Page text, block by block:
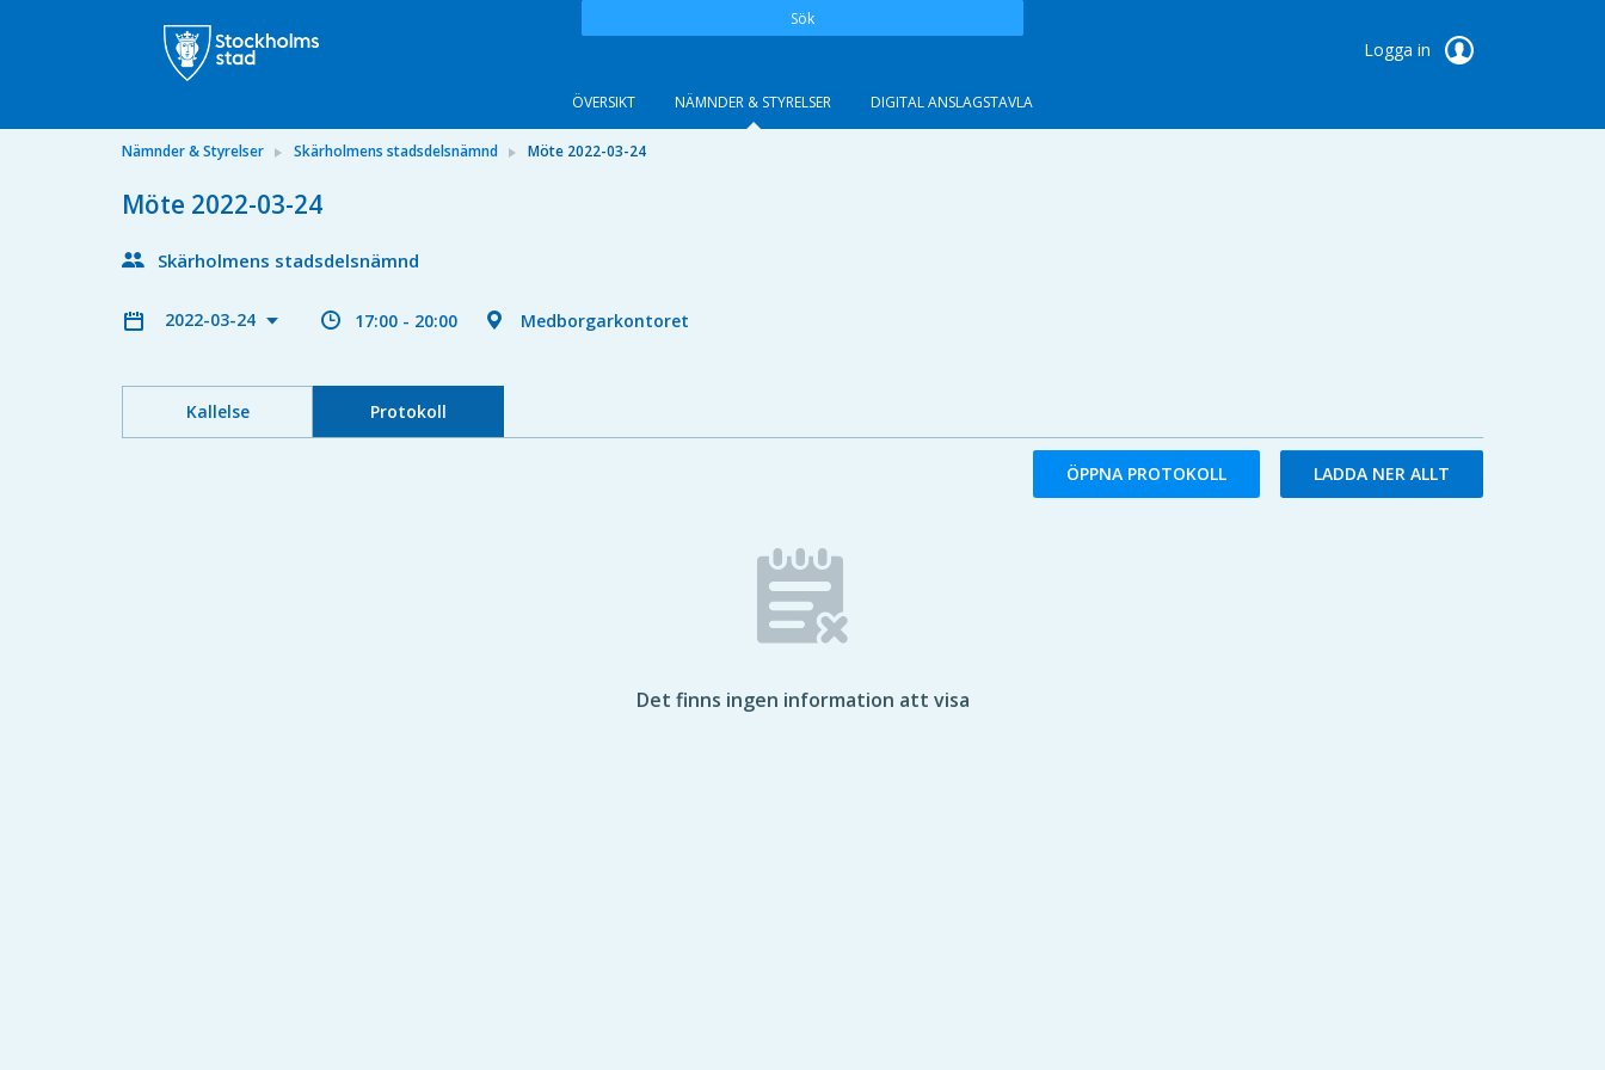
Sök
Logga in
ÖVERSIKT NÄMNDER & STYRELSER DIGITAL ANSLAGSTAVLA
Nämnder & Styrelser Skärholmens stadsdelsnämnd Möte 2022-03-24
Möte 2022-03-24
Skärholmens stadsdelsnämnd
2022-03-24 17:00 - 20:00 Medborgarkontoret
Kallelse Protokoll
ÖPPNA PROTOKOLL LADDA NER ALLT
Det finns ingen information att visa